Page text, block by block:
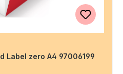
Label zero A4 97006199